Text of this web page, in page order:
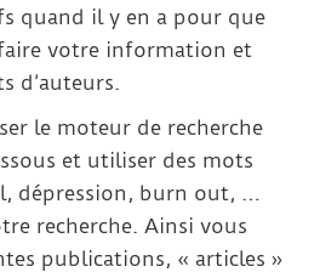
quand il y en a pour que
votre information et
d’auteurs.
le moteur de recherche
et utiliser des mots
dépression, burn out, …
recherche. Ainsi vous
publications, « articles »